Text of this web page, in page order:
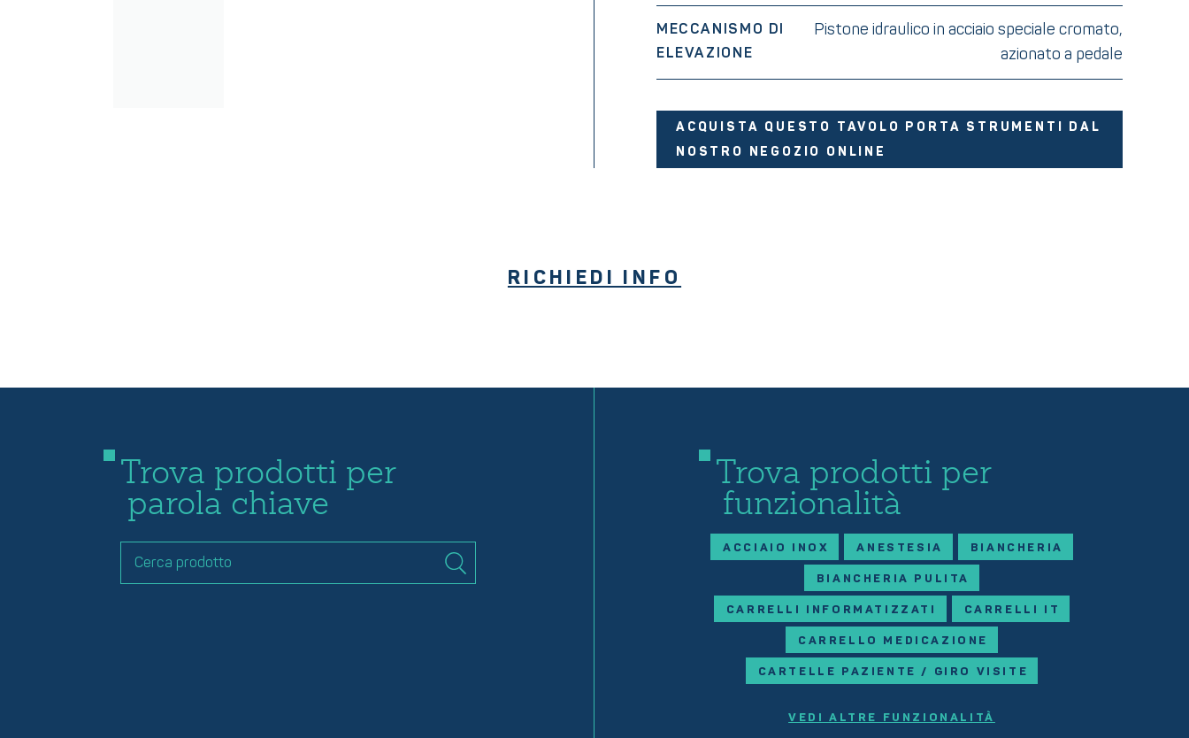
MECCANISMO DI
ELEVAZIONE
Pistone idraulico in acciaio speciale cromato,
azionato a pedale
ACQUISTA QUESTO TAVOLO PORTA STRUMENTI DAL
NOSTRO NEGOZIO ONLINE
RICHIEDI INFO
Trova prodotti per
parola chiave
Trova prodotti per
funzionalità
ACCIAIO INOX ANESTESIA BIANCHERIA
BIANCHERIA PULITA
CARRELLI INFORMATIZZATI CARRELLI IT
CARRELLO MEDICAZIONE
CARTELLE PAZIENTE / GIRO VISITE
VEDI ALTRE FUNZIONALITÀ